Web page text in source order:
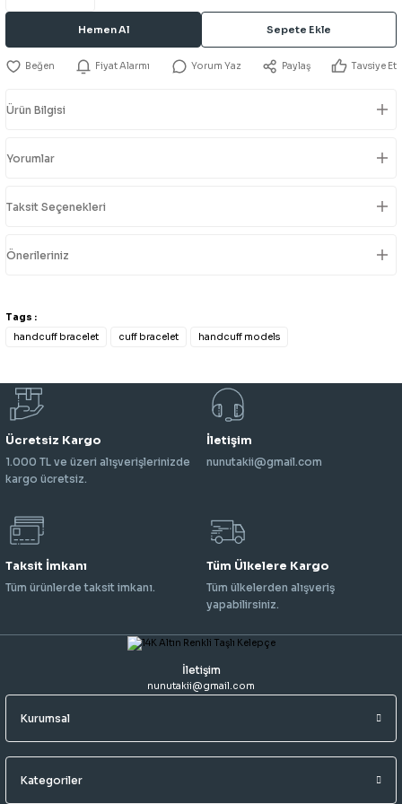
Hemen Al Sepete Ekle
Fiyat Alarmı Yorum Yaz Paylaş Tavsiye Et
Ürün Bilgisi
Yorumlar
Taksit Seçenekleri
Önerileriniz
Tags :
handcuff bracelet
cuff bracelet handcuff models
Ücretsiz Kargo
1.000 TL ve üzeri alışverişlerinizde
kargo ücretsiz.
İletişim
nunutakii@gmail.com
Taksit İmkanı
Tüm ürünlerde taksit imkanı.
Tüm Ülkelere Kargo
Tüm ülkelerden alışveriş
yapabilirsiniz.
İletişim
nunutakii@gmail.com
Kurumsal
Kategoriler